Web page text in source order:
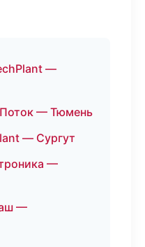
—
— Тюмень
— Сургут
—
—